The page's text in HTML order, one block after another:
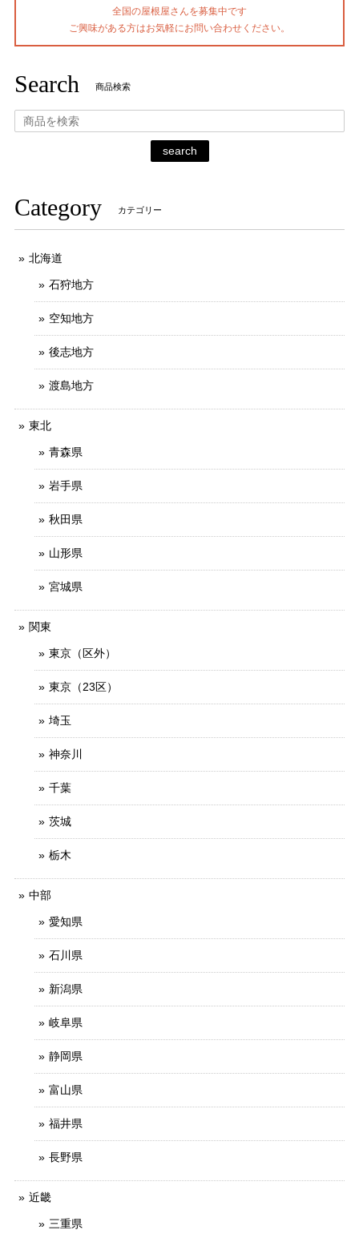
全国の屋根屋さんを募集中です
ご興味がある方はお気軽にお問い合わせください。
Search 商品検索
search
Category カテゴリー
北海道
石狩地方
空知地方
後志地方
渡島地方
東北
青森県
岩手県
秋田県
山形県
宮城県
関東
東京（区外）
東京（23区）
埼玉
神奈川
千葉
茨城
栃木
中部
愛知県
石川県
新潟県
岐阜県
静岡県
富山県
福井県
長野県
近畿
三重県